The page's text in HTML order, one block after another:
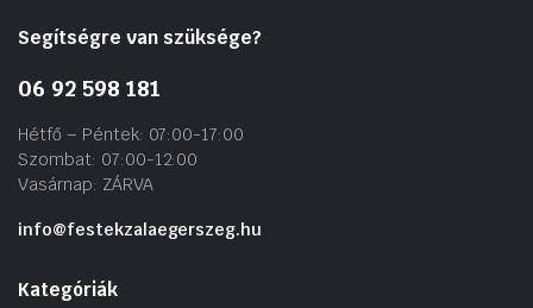
Segítségre van szüksége?
06 92 598 181
Hétfő – Péntek: 07:00-17:00
Szombat: 07:00-12:00
Vasárnap: ZÁRVA
info@festekzalaegerszeg.hu
Kategóriák